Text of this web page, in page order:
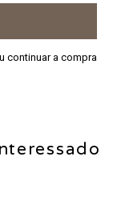
continuar a compra